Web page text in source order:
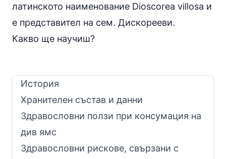
латинското наименование Dioscorea villosa и
е представител на сем. Дискорееви.
Какво ще научиш?
История
Хранителен състав и данни
Здравословни ползи при консумация на
див ямс
Здравословни рискове, свързани с